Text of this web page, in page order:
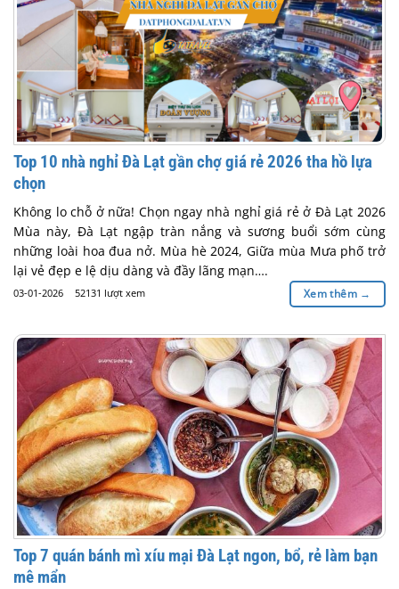
Top 10 nhà nghỉ Đà Lạt gần chợ giá rẻ 2026 tha hồ lựa
chọn
Không lo chỗ ở nữa! Chọn ngay nhà nghỉ giá rẻ ở Đà Lạt 2026
Mùa này, Đà Lạt ngập tràn nắng và sương buổi sớm cùng
những loài hoa đua nở. Mùa hè 2024, Giữa mùa Mưa phố trở
lại vẻ đẹp e lệ dịu dàng và đầy lãng mạn….
03-01-2026 52131 lượt xem Xem thêm →
Top 7 quán bánh mì xíu mại Đà Lạt ngon, bổ, rẻ làm bạn
mê mẩn